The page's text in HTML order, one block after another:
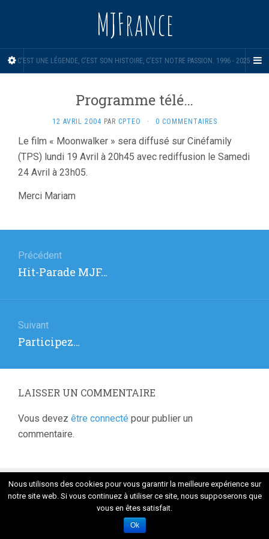
MJFrance
C'EST UNE LÉGENDE, C'EST SON HISTOIRE, C'EST NOTRE PASSION. 1996 - 2025.
Programme télé…
12 AVRIL 2004 PAR CPTEO · 0 COMMENTAIRES
Le film « Moonwalker » sera diffusé sur Cinéfamily
(TPS) lundi 19 Avril à 20h45 avec rediffusion le Samedi
24 Avril à 23h05.
Merci Mariam
de
l’article
Précédent
Article
Hit-Parade MJF…
Suivant
Article
:
Participez…
LAISSER UN COMMENTAIRE
Vous devez être connecté pour publier un
commentaire.
Fièrement propulsé par WordPress. Thème Flat 1.7.8 par
Nous utilisons des cookies pour vous garantir la meilleure expérience sur
notre site web. Si vous continuez à utiliser ce site, nous supposerons que
vous en êtes satisfait.
Ok